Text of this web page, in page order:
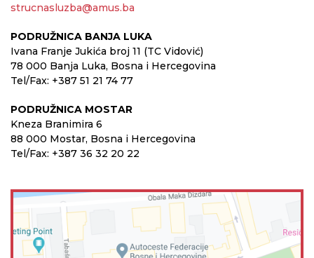
strucnasluzba@amus.ba
PODRUŽNICA BANJA LUKA
Ivana Franje Jukića broj 11 (TC Vidović)
78 000 Banja Luka, Bosna i Hercegovina
Tel/Fax: +387 51 21 74 77
PODRUŽNICA MOSTAR
Kneza Branimira 6
88 000 Mostar, Bosna i Hercegovina
Tel/Fax: +387 36 32 20 22